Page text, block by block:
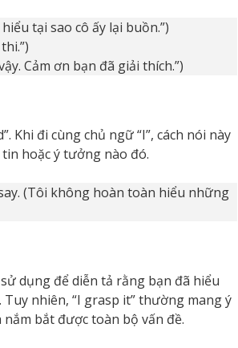
tại sao cô ấy lại buồn.”)
Cảm ơn bạn đã giải thích.”)
Khi đi cùng chủ ngữ “I”, cách nói này
hoặc ý tưởng nào đó.
(Tôi không hoàn toàn hiểu những
dụng để diễn tả rằng bạn đã hiểu
nhiên, “I grasp it” thường mang ý
bắt được toàn bộ vấn đề.